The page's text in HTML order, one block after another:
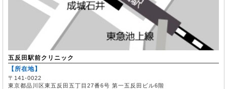
五反田駅前クリニック
【所在地】
〒141-0022
東京都品川区東五反田五丁目27番6号 第一五反田ビル6階